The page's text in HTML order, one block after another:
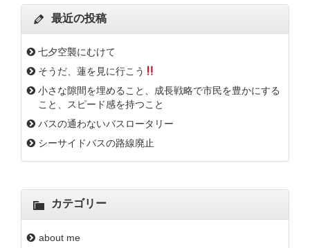
最近の投稿
七夕空襲にむけて
そうだ、蓮を見に行こう
小さな隙間を埋めること、成長戦略で市民を豊かにする
こと、スピード感を持つこと
バスの通わないバスロータリー
シーサイドバスの路線廃止
カテゴリー
about me